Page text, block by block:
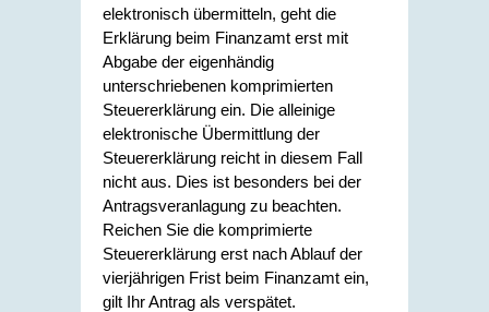
elektronisch übermitteln, geht die
Erklärung beim Finanzamt erst mit
Abgabe der eigenhändig
unterschriebenen komprimierten
Steuererklärung ein. Die alleinige
elektronische Übermittlung der
Steuererklärung reicht in diesem Fall
nicht aus. Dies ist besonders bei der
Antragsveranlagung zu beachten.
Reichen Sie die komprimierte
Steuererklärung erst nach Ablauf der
vierjährigen Frist beim Finanzamt ein,
gilt Ihr Antrag als verspätet.